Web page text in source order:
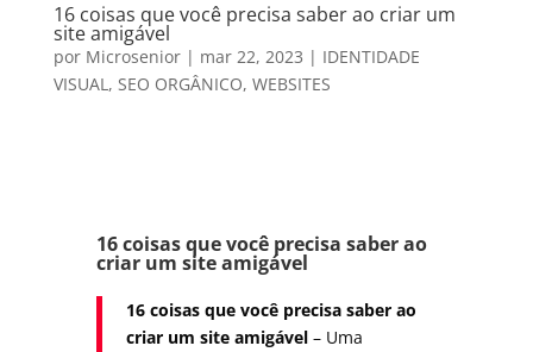
16 coisas que você precisa saber ao criar um
site amigável
por Microsenior| mar 22, 2023 | IDENTIDADE
VISUAL, SEO ORGÂNICO, WEBSITES
16 coisas que você precisa saber ao
criar um site amigável
16 coisas que você precisa saber ao
criar um site amigável– Uma